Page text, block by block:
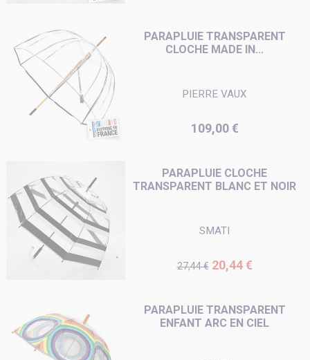
PARAPLUIE TRANSPARENT
CLOCHE MADE IN...
PIERRE VAUX
Prix
109,00 €
PARAPLUIE CLOCHE
TRANSPARENT BLANC ET NOIR
SMATI
Prix de base
27,44 € Prix
20,44 €
PARAPLUIE TRANSPARENT
ENFANT ARC EN CIEL